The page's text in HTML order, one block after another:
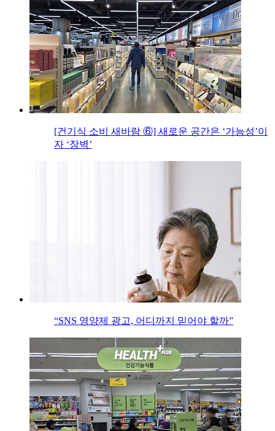
[건기식 소비 새바람 ⑥] 새로운 공간은 ‘가능성’이
자 ‘장벽’
“SNS 영양제 광고, 어디까지 믿어야 할까”